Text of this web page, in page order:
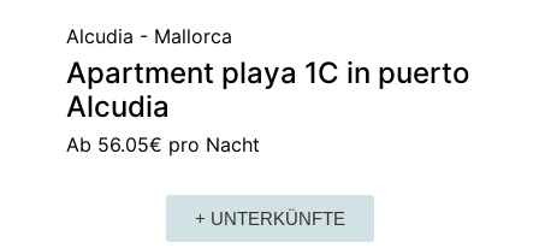
+ UNTERKÜNFTE
Alcudia - Mallorca
Apartment playa 1C in puerto
Alcudia
Ab 56.05€ pro Nacht